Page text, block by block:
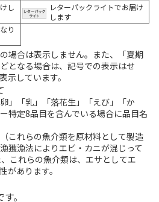
し
レターパックライトでお届け
します
り
場合は表示しません。また、「夏期
となる場合は、記号での表示はせ
示しています。
」「乳」「落花生」「えび」「か
特定8品目を含んでいる場合に品目名
これらの魚介類を原材料として製造
獲漁法によりエビ・カニが混じって
これらの魚介類は、エサとしてエ
があります。
。